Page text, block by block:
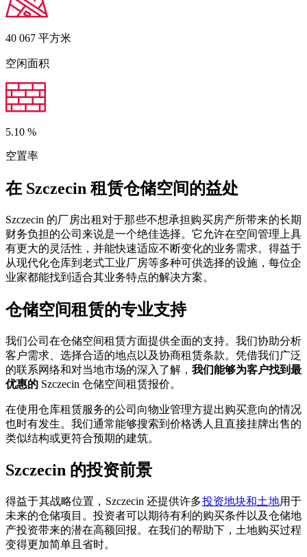
40 067 平方米
空闲面积
5.10 %
空置率
在 Szczecin 租赁仓储空间的益处
Szczecin 的厂房出租对于那些不想承担购买房产所带来的长期
财务负担的公司来说是一个绝佳选择。它允许在空间管理上具
有更大的灵活性，并能快速适应不断变化的业务需求。得益于
从现代化仓库到老式工业厂房等多种可供选择的设施，每位企
业家都能找到适合其业务特点的解决方案。
仓储空间租赁的专业支持
我们公司在仓储空间租赁方面提供全面的支持。我们协助分析
客户需求、选择合适的地点以及协商租赁条款。凭借我们广泛
的联系网络和对当地市场的深入了解， 我们能够为客户找到最
优惠的 Szczecin 仓储空间租赁报价。
在使用仓库租赁服务的公司向物业管理方提出购买意向的情况
也时有发生。我们通常能够搜索到价格诱人且直接挂牌出售的
类似结构或更符合预期的建筑。
Szczecin 的投资前景
得益于其战略位置，Szczecin 还提供许多投资地块和土地用于
未来的仓储项目。投资者可以期待有利的购买条件以及仓储地
产投资带来的潜在高额回报。在我们的帮助下，土地购买过程
变得更加简单且省时。